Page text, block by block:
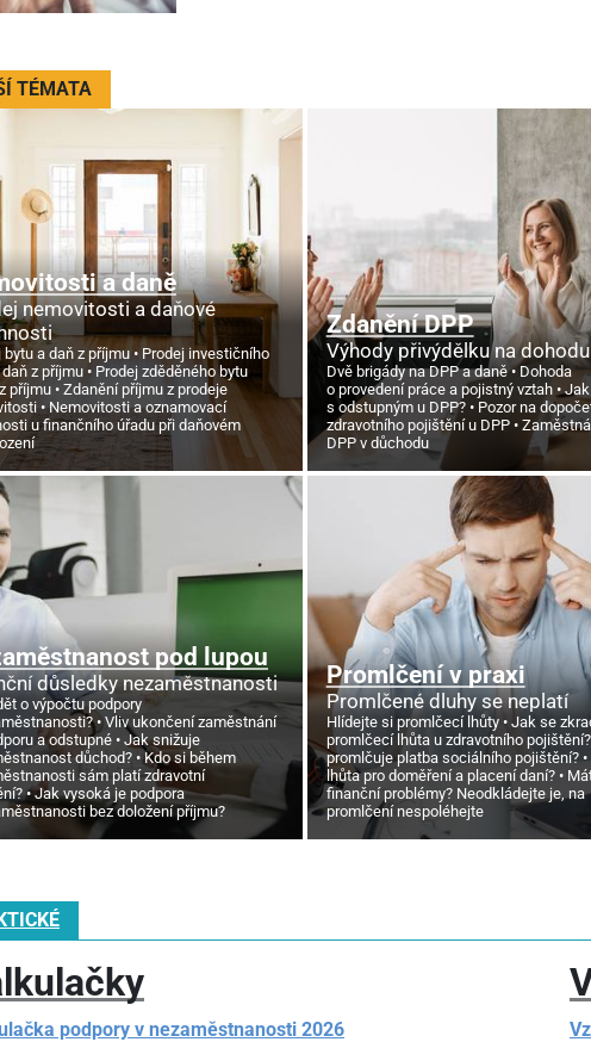
TÉMATA
a daně
nemovitosti a daňové
bytu a daň z příjmu
Prodej investičního
z příjmu
Prodej zděděného bytu
příjmu
Zdanění příjmu z prodeje
Nemovitosti a oznamovací
u finančního úřadu při daňovém
Zdanění DPP
Výhody přivýdělku na dohodu
Dvě brigády na DPP a daně
Dohoda
o provedení práce a pojistný vztah
s odstupným u DPP?
Pozor na
zdravotního pojištění u DPP
DPP v důchodu
pod lupou
důsledky nezaměstnanosti
o výpočtu podpory
Vliv ukončení zaměstnání
a odstupné
Jak snižuje
důchod?
Kdo si během
sám platí zdravotní
Jak vysoká je podpora
bez doložení příjmu?
Promlčení v praxi
Promlčené dluhy se neplatí
Hlídejte si promlčecí lhůty
Jak se
promlčecí lhůta u zdravotního pojištění?
promlčuje platba sociálního pojištění?
lhůta pro doměření a placení daní?
finanční problémy? Neodkládejte je, na
promlčení nespoléhejte
podpory v nezaměstnanosti 2026